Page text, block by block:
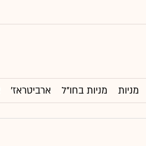
מניות מניות בחו"ל ארביטראז'